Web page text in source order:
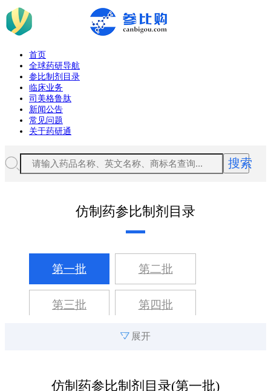
首页
全球药研导航
参比制剂目录
临床业务
司美格鲁肽
新闻公告
常见问题
关于药研通
搜索
仿制药参比制剂目录
第一批 第二批
第三批 第四批
第六批
第七批 第八批
展开
仿制药参比制剂目录(第一批)